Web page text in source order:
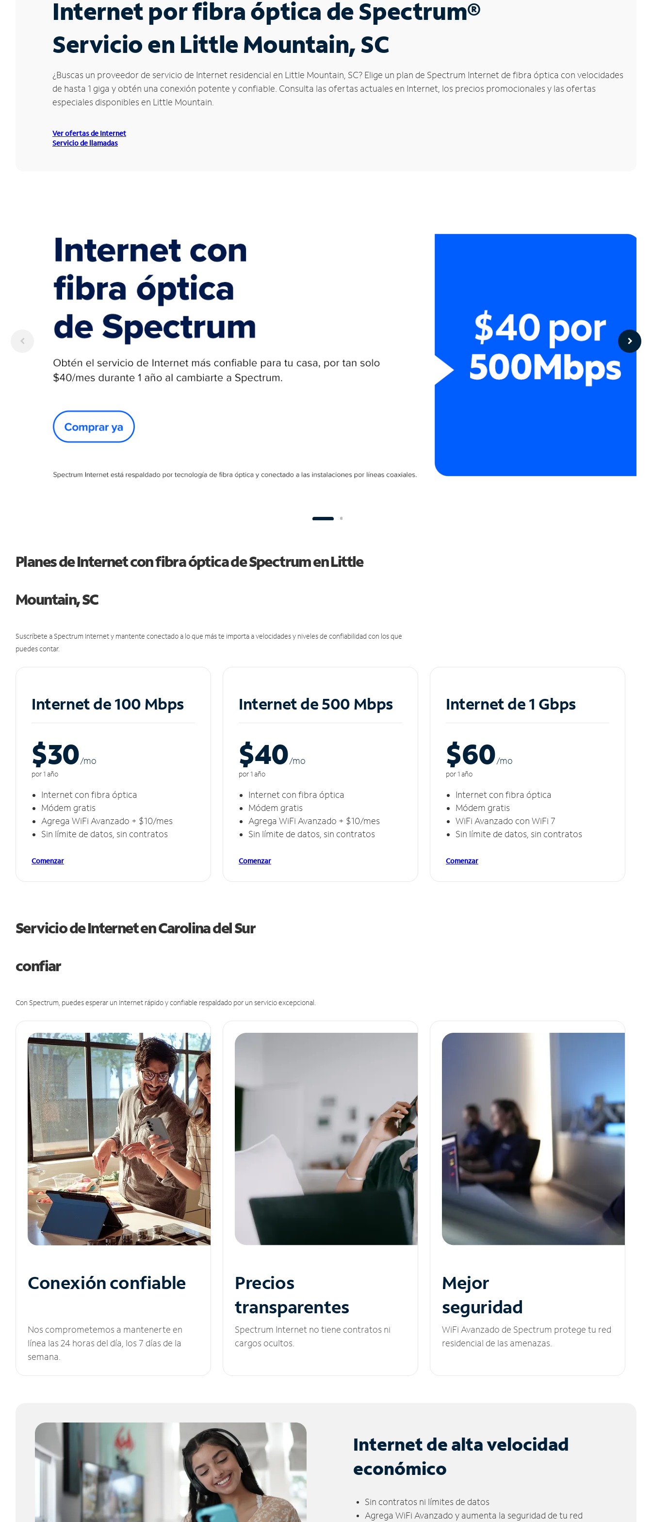
Internet por fibra óptica de Spectrum®
Servicio en Little Mountain, SC
¿Buscas un proveedor de servicio de Internet residencial en Little Mountain, SC? Elige un plan de Spectrum Internet de fibra óptica con velocidades
de hasta 1 giga y obtén una conexión potente y confiable. Consulta las ofertas actuales en Internet, los precios promocionales y las ofertas
especiales disponibles en Little Mountain.
Ver ofertas de Internet
Servicio de llamadas
Planes de Internet con fibra óptica de Spectrum en Little
Mountain, SC
Suscríbete a Spectrum Internet y mantente conectado a lo que más te importa a velocidades y niveles de confiabilidad con los que
puedes contar.
Internet de 100 Mbps
$30/mo
por 1 año
Internet con fibra óptica
Módem gratis
Agrega WiFi Avanzado + $10/mes
Sin límite de datos, sin contratos
Comenzar
Internet de 500 Mbps
$40/mo
por 1 año
Internet con fibra óptica
Módem gratis
Agrega WiFi Avanzado + $10/mes
Sin límite de datos, sin contratos
Comenzar
Internet de 1 Gbps
$60/mo
por 1 año
Internet con fibra óptica
Módem gratis
WiFi Avanzado con WiFi 7
Sin límite de datos, sin contratos
Comenzar
Servicio de Internet en Carolina del Sur
confiar
Con Spectrum, puedes esperar un Internet rápido y confiable respaldado por un servicio excepcional.
Conexión confiable
Nos comprometemos a mantenerte en
línea las 24 horas del día, los 7 días de la
semana.
Precios
transparentes
Spectrum Internet no tiene contratos ni
cargos ocultos.
Mejor
seguridad
WiFi Avanzado de Spectrum protege tu red
residencial de las amenazas.
Internet de alta velocidad
económico
Sin contratos ni límites de datos
Agrega WiFi Avanzado y aumenta la seguridad de tu red